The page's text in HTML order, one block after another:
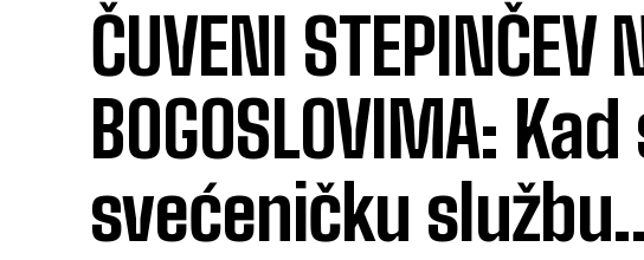
ČUVENI STEPINČEV
BOGOSLOVIMA:
svećeničku